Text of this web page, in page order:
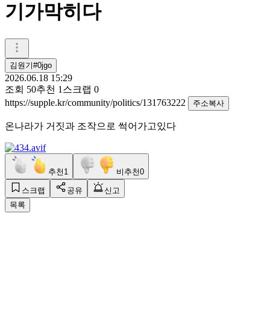
기가막히다
김원기#0jgo
2026.06.18 15:29
조회 50추천 1 스크랩 0
https://supple.kr/community/politics/131763222
주소복사
온나라가 거짓과 조작으로 썩어가고있다
추천 1 비추천0
스크랩 공유
신고
목록